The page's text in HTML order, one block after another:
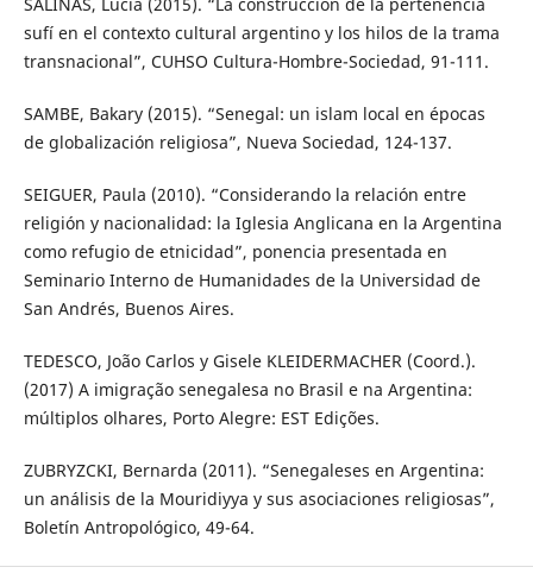
sufí en el contexto cultural argentino y los hilos de la trama
transnacional”, CUHSO Cultura-Hombre-Sociedad, 91-111.
SAMBE, Bakary (2015). “Senegal: un islam local en épocas
de globalización religiosa”, Nueva Sociedad, 124-137.
SEIGUER, Paula (2010). “Considerando la relación entre
religión y nacionalidad: la Iglesia Anglicana en la Argentina
como refugio de etnicidad”, ponencia presentada en
Seminario Interno de Humanidades de la Universidad de
San Andrés, Buenos Aires.
TEDESCO, João Carlos y Gisele KLEIDERMACHER (Coord.).
(2017) A imigração senegalesa no Brasil e na Argentina:
múltiplos olhares, Porto Alegre: EST Edições.
ZUBRYZCKI, Bernarda (2011). “Senegaleses en Argentina:
un análisis de la Mouridiyya y sus asociaciones religiosas”,
Boletín Antropológico, 49-64.